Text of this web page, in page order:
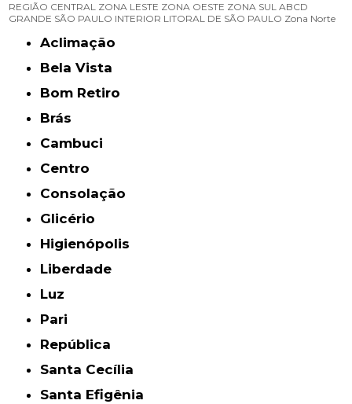
REGIÃO CENTRAL ZONA LESTE ZONA OESTE ZONA SUL ABCD
GRANDE SÃO PAULO INTERIOR LITORAL DE SÃO PAULO Zona Norte
Aclimação
Bela Vista
Bom Retiro
Brás
Cambuci
Centro
Consolação
Glicério
Higienópolis
Liberdade
Luz
Pari
República
Santa Cecília
Santa Efigênia